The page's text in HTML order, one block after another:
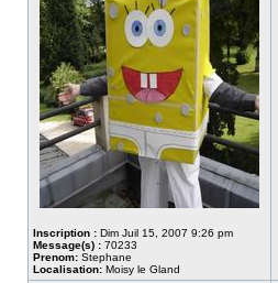
Inscription : Dim Juil 15, 2007 9:26 pm
Message(s) : 70233
Prenom: Stephane
Localisation: Moisy le Gland